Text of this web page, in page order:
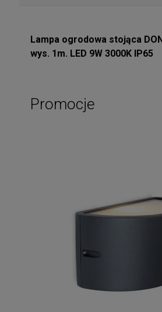
Lampa ogrodowa stojąca
wys. 1m. LED 9W 3000K IP65
Promocje